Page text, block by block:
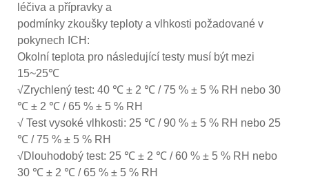
léčiva a přípravky a
podmínky zkoušky teploty a vlhkosti požadované v
pokynech ICH:
Okolní teplota pro následující testy musí být mezi
15~25℃
√Zrychlený test: 40 ℃ ± 2 ℃ / 75 % ± 5 % RH nebo 30
℃ ± 2 ℃ / 65 % ± 5 % RH
√ Test vysoké vlhkosti: 25 ℃ / 90 % ± 5 % RH nebo 25
℃ / 75 % ± 5 % RH
√Dlouhodobý test: 25 ℃ ± 2 ℃ / 60 % ± 5 % RH nebo
30 ℃ ± 2 ℃ / 65 % ± 5 % RH